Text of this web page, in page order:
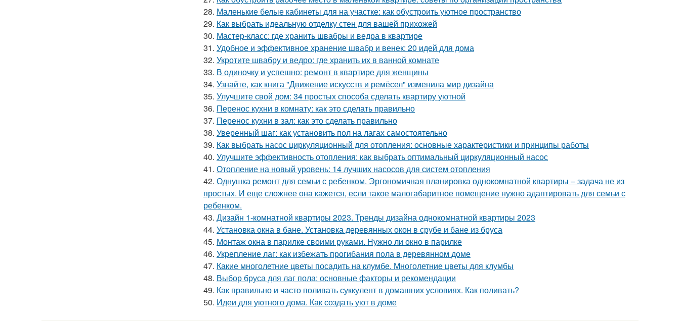
28. Маленькие белые кабинеты для на участке: как обустроить уютное пространство
29. Как выбрать идеальную отделку стен для вашей прихожей
30. Мастер-класс: где хранить швабры и ведра в квартире
31. Удобное и эффективное хранение швабр и венек: 20 идей для дома
32. Укротите швабру и ведро: где хранить их в ванной комнате
33. В одиночку и успешно: ремонт в квартире для женщины
34. Узнайте, как книга "Движение искусств и ремёсел" изменила мир дизайна
35. Улучшите свой дом: 34 простых способа сделать квартиру уютной
36. Перенос кухни в комнату: как это сделать правильно
37. Перенос кухни в зал: как это сделать правильно
38. Уверенный шаг: как установить пол на лагах самостоятельно
39. Как выбрать насос циркуляционный для отопления: основные характеристики и принципы работы
40. Улучшите эффективность отопления: как выбрать оптимальный циркуляционный насос
41. Отопление на новый уровень: 14 лучших насосов для систем отопления
42. Однушка ремонт для семьи с ребенком. Эргономичная планировка однокомнатной квартиры – задача не из
простых. И еще сложнее она кажется, если такое малогабаритное помещение нужно адаптировать для семьи с
ребенком.
43. Дизайн 1-комнатной квартиры 2023. Тренды дизайна однокомнатной квартиры 2023
44. Установка окна в бане. Установка деревянных окон в срубе и бане из бруса
45. Монтаж окна в парилке своими руками. Нужно ли окно в парилке
46. Укрепление лаг: как избежать прогибания пола в деревянном доме
47. Какие многолетние цветы посадить на клумбе. Многолетние цветы для клумбы
48. Выбор бруса для лаг пола: основные факторы и рекомендации
49. Как правильно и часто поливать суккулент в домашних условиях. Как поливать?
50. Идеи для уютного дома. Как создать уют в доме